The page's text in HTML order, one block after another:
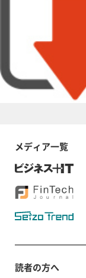
メディア一覧
読者の方へ